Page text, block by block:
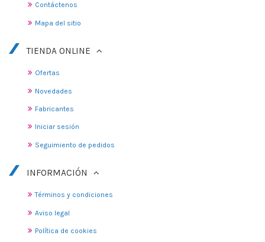
Contáctenos
Mapa del sitio
TIENDA ONLINE
Ofertas
Novedades
Fabricantes
Iniciar sesión
Seguimiento de pedidos
INFORMACIÓN
Términos y condiciones
Aviso legal
Política de cookies